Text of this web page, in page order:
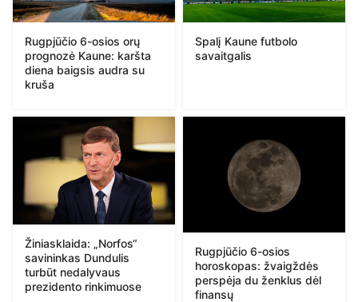
Rugpjūčio 6-osios orų
prognozė Kaune: karšta
diena baigsis audra su
kruša
Spalį Kaune futbolo
savaitgalis
Žiniasklaida: „Norfos“
savininkas Dundulis
turbūt nedalyvaus
prezidento rinkimuose
Rugpjūčio 6-osios
horoskopas: žvaigždės
perspėja du ženklus dėl
finansų